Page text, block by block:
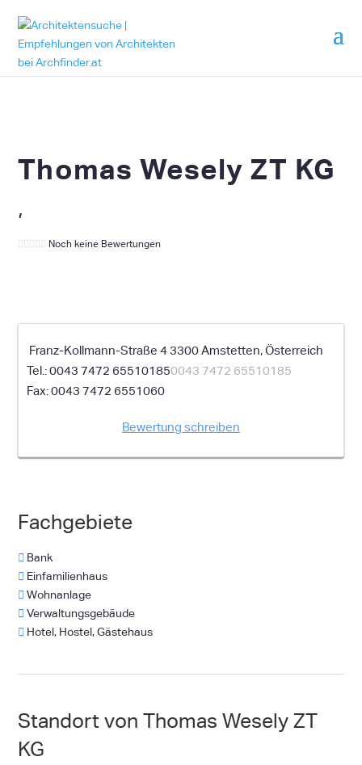
Thomas Wesely ZT KG
,
Noch keine Bewertungen
Franz-Kollmann-Straße 4 3300 Amstetten, Österreich
0043 7472 655101850043 7472 65510185
0043 7472 6551060
Bewertung schreiben
Fachgebiete
Bank
Einfamilienhaus
Wohnanlage
Verwaltungsgebäude
Hotel, Hostel, Gästehaus
Standort von Thomas Wesely ZT
KG